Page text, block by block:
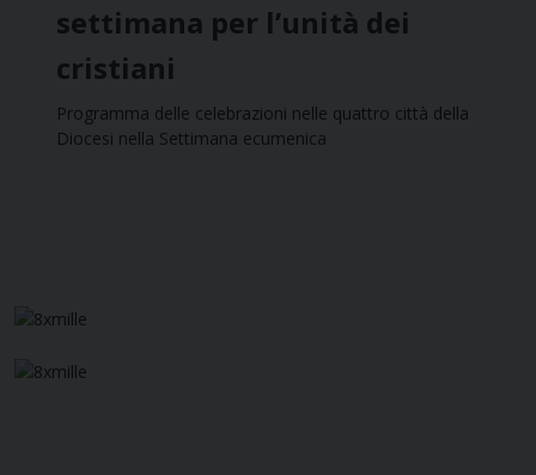
settimana per l’unità dei
cristiani
Programma delle celebrazioni nelle quattro città della
Diocesi nella Settimana ecumenica